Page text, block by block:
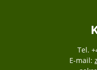
Tel.
E-mail: